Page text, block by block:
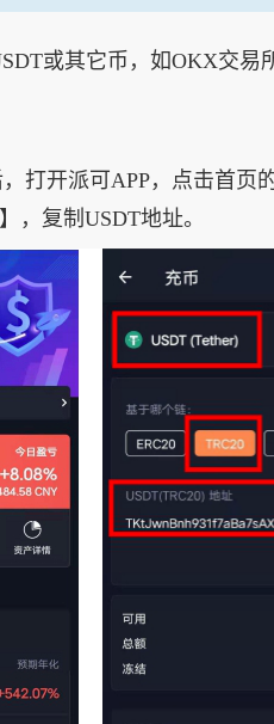
或其它币，如OKX交易
打开派可APP，点击首页
，复制USDT地址。